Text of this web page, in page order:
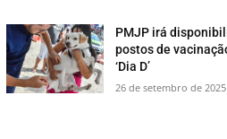
PMJP irá
postos de
‘Dia D’
26 de setembro de 2025